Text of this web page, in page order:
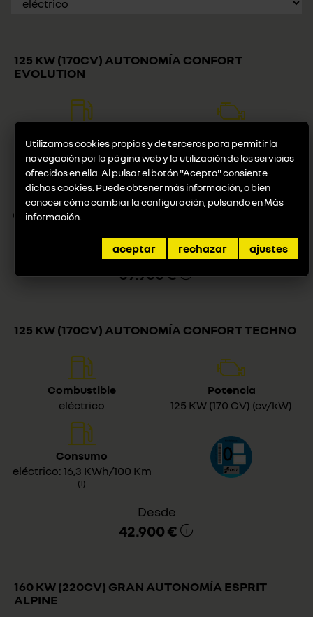
125 KW (170CV) AUTONOMÍA CONFORT
EVOLUTION
eléctrico
125 KW (170 CV) (cv/kW)
Consumo
eléctrico: 16,3 KWh/100 Km
Desde
39.900 €
125 KW (170CV) AUTONOMÍA CONFORT TECHNO
Combustible
eléctrico
Potencia
125 KW (170 CV) (cv/kW)
Consumo
eléctrico: 16,3 KWh/100 Km
(1)
Desde
42.900 €
160 KW (220CV) GRAN AUTONOMÍA ESPRIT
ALPINE
Utilizamos cookies propias y de terceros para permitir la
navegación por la página web y la utilización de los servicios
ofrecidos en ella. Al pulsar el botón "Acepto" consiente
dichas cookies. Puede obtener más información, o bien
conocer cómo cambiar la configuración, pulsando enMás
información
aceptar rechazar ajustes